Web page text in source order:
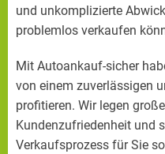
und unkomplizierte
problemlos verkaufen
Mit Autoankauf-sicher
von einem zuverlässigen
profitieren. Wir legen
Kundenzufriedenheit und
Verkaufsprozess für Sie